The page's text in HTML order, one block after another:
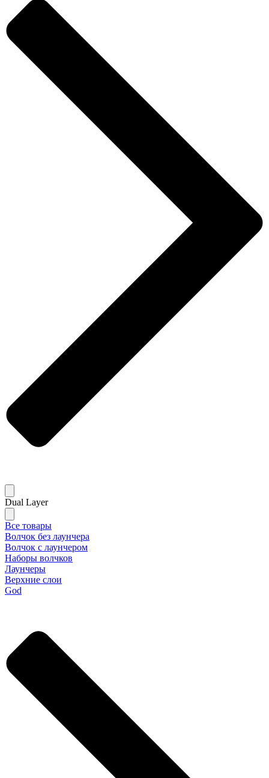
Dual Layer
Все товары
Волчок без лаунчера
Волчок с лаунчером
Наборы волчков
Лаунчеры
Верхние слои
God